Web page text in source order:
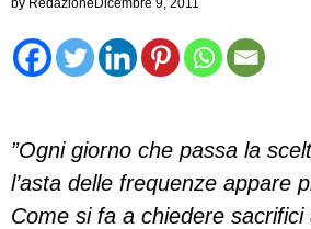
by Redazione Dicembre 9, 2011
”Ogni giorno che passa la
l’asta delle frequenze appare
Come si fa a chiedere sacrifici